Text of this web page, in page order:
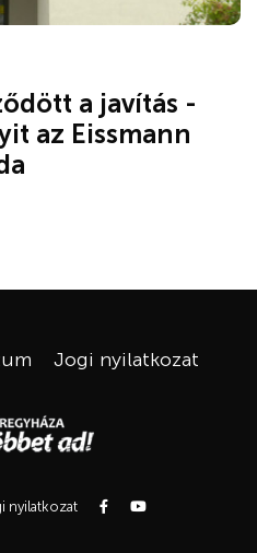
a javítás -
az Eissmann
Jogi nyilatkozat
nyilatkozat